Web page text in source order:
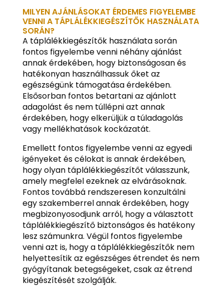
MILYEN AJÁNLÁSOKAT ÉRDEMES FIGYELEMBE
VENNI A TÁPLÁLÉKKIEGÉSZÍTŐK HASZNÁLATA
SORÁN?
A táplálékkiegészítők használata során
fontos figyelembe venni néhány ajánlást
annak érdekében, hogy biztonságosan és
hatékonyan használhassuk őket az
egészségünk támogatása érdekében.
Elsősorban fontos betartani az ajánlott
adagolást és nem túllépni azt annak
érdekében, hogy elkerüljük a túladagolás
vagy mellékhatások kockázatát.
Emellett fontos figyelembe venni az egyedi
igényeket és célokat is annak érdekében,
hogy olyan táplálékkiegészítőt válasszunk,
amely megfelel ezeknek az elvárásoknak.
Fontos továbbá rendszeresen konzultálni
egy szakemberrel annak érdekében, hogy
megbizonyosodjunk arról, hogy a választott
táplálékkiegészítő biztonságos és hatékony
lesz számunkra. Végül fontos figyelembe
venni azt is, hogy a táplálékkiegészítők nem
helyettesítik az egészséges étrendet és nem
gyógyítanak betegségeket, csak az étrend
kiegészítését szolgálják.